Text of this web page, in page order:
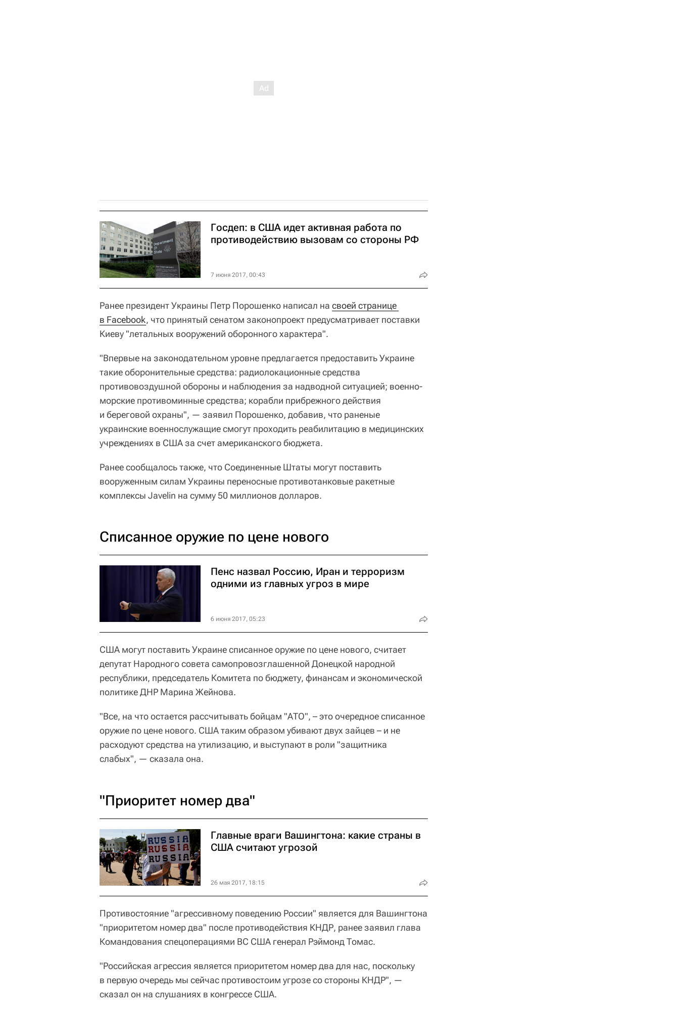
Госдеп: в США идет активная работа по
противодействию вызовам со стороны РФ
7 июня 2017, 00:43
Ранее президент Украины Петр Порошенко написал на своей странице
в Facebook, что принятый сенатом законопроект предусматривает поставки
Киеву "летальных вооружений оборонного характера".
"Впервые на законодательном уровне предлагается предоставить Украине
такие оборонительные средства: радиолокационные средства
противовоздушной обороны и наблюдения за надводной ситуацией; военно-
морские противоминные средства; корабли прибрежного действия
и береговой охраны", — заявил Порошенко, добавив, что раненые
украинские военнослужащие смогут проходить реабилитацию в медицинских
учреждениях в США за счет американского бюджета.
Ранее сообщалось также, что Соединенные Штаты могут поставить
вооруженным силам Украины переносные противотанковые ракетные
комплексы Javelin на сумму 50 миллионов долларов.
Списанное оружие по цене нового
Пенс назвал Россию, Иран и терроризм
одними из главных угроз в мире
6 июня 2017, 05:23
США могут поставить Украине списанное оружие по цене нового, считает
депутат Народного совета самопровозглашенной Донецкой народной
республики, председатель Комитета по бюджету, финансам и экономической
политике ДНР Марина Жейнова.
"Все, на что остается рассчитывать бойцам "АТО", – это очередное списанное
оружие по цене нового. США таким образом убивают двух зайцев – и не
расходуют средства на утилизацию, и выступают в роли "защитника
слабых", — сказала она.
"Приоритет номер два"
Главные враги Вашингтона: какие страны в
США считают угрозой
26 мая 2017, 18:15
Противостояние "агрессивному поведению России" является для Вашингтона
"приоритетом номер два" после противодействия КНДР, ранее заявил глава
Командования спецоперациями ВС США генерал Рэймонд Томас.
"Российская агрессия является приоритетом номер два для нас, поскольку
в первую очередь мы сейчас противостоим угрозе со стороны КНДР", —
сказал он на слушаниях в конгрессе США.